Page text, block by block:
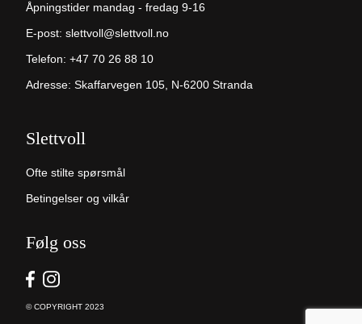
Åpningstider mandag - fredag 9-16
E-post: slettvoll@slettvoll.no
Telefon: +47 70 26 88 10
Adresse: Skaffarvegen 105, N-6200 Stranda
Slettvoll
Ofte stilte spørsmål
Betingelser og vilkår
Følg oss
© COPYRIGHT 2023